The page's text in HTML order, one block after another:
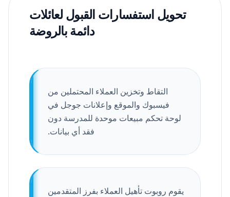
تحويل استفسارات القبول لعائلات
دائمة بالروضة
التقاط وتخزين العملاء المحتملين من
فيسبوك والموقع وإعلانات جوجل في
لوحة تحكم مبيعات موحدة للمدرسة دون
فقد أي بيانات.
يقوم روبوت تأهيل العملاء بفرز المتقدمين